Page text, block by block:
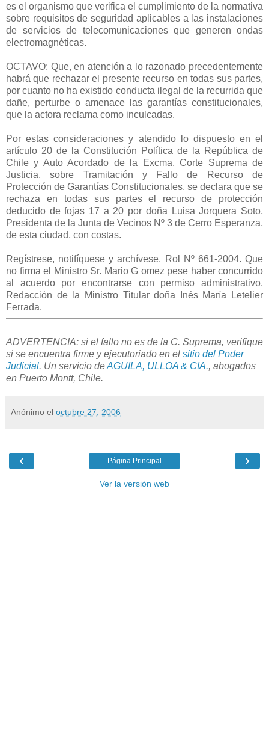
es el organismo que verifica el cumplimiento de la normativa
sobre requisitos de seguridad aplicables a las instalaciones
de servicios de telecomunicaciones que generen ondas
electromagnéticas.
OCTAVO: Que, en atención a lo razonado precedentemente
habrá que rechazar el presente recurso en todas sus partes,
por cuanto no ha existido conducta ilegal de la recurrida que
dañe, perturbe o amenace las garantías constitucionales,
que la actora reclama como inculcadas.
Por estas consideraciones y atendido lo dispuesto en el
artículo 20 de la Constitución Política de la República de
Chile y Auto Acordado de la Excma. Corte Suprema de
Justicia, sobre Tramitación y Fallo de Recurso de
Protección de Garantías Constitucionales, se declara que se
rechaza en todas sus partes el recurso de protección
deducido de fojas 17 a 20 por doña Luisa Jorquera Soto,
Presidenta de la Junta de Vecinos Nº 3 de Cerro Esperanza,
de esta ciudad, con costas.
Regístrese, notifíquese y archívese. Rol Nº 661-2004. Que
no firma el Ministro Sr. Mario G omez pese haber concurrido
al acuerdo por encontrarse con permiso administrativo.
Redacción de la Ministro Titular doña Inés María Letelier
Ferrada.
ADVERTENCIA: si el fallo no es de la C. Suprema, verifique
si se encuentra firme y ejecutoriado en el sitio del Poder
Judicial. Un servicio deAGUILA, ULLOA & CIA., abogados
en Puerto Montt, Chile.
Anónimo el octubre 27, 2006
‹ ›
Página Principal
Ver la versión web